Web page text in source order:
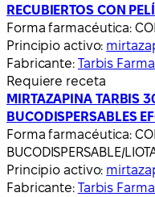
RECUBIERTOS CON
Forma farmacéutica:
Principio activo:
Fabricante: Tarbis Farma
Requiere receta
MIRTAZAPINA TARBIS
BUCODISPERSABLES
Forma farmacéutica:
BUCODISPERSABLE/
Principio activo:
Fabricante: Tarbis Farma